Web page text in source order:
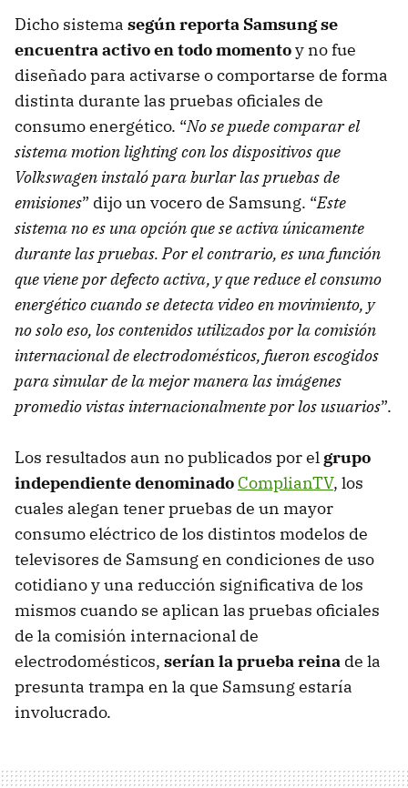
Dicho sistema según reporta Samsung se
encuentra activo en todo momentoy no fue
diseñado para activarse o comportarse de forma
distinta durante las pruebas oficiales de
consumo energético. “No se puede comparar el
sistema motion lighting con los dispositivos que
Volkswagen instaló para burlar las pruebas de
emisiones” dijo un vocero de Samsung. “Este
sistema no es una opción que se activa únicamente
durante las pruebas. Por el contrario, es una función
que viene por defecto activa, y que reduce el consumo
energético cuando se detecta video en movimiento, y
no solo eso, los contenidos utilizados por la comisión
internacional de electrodomésticos, fueron escogidos
para simular de la mejor manera las imágenes
promedio vistas internacionalmente por los usuarios”.
Los resultados aun no publicados por el grupo
independiente denominado ComplianTV, los
cuales alegan tener pruebas de un mayor
consumo eléctrico de los distintos modelos de
televisores de Samsung en condiciones de uso
cotidiano y una reducción significativa de los
mismos cuando se aplican las pruebas oficiales
de la comisión internacional de
electrodomésticos, serían la prueba reina de la
presunta trampa en la que Samsung estaría
involucrado.